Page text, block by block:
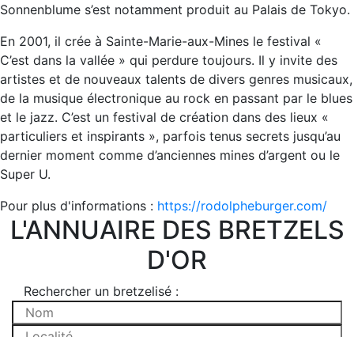
Sonnenblume s’est notamment produit au Palais de Tokyo.
En 2001, il crée à Sainte-Marie-aux-Mines le festival «
C’est dans la vallée » qui perdure toujours. Il y invite des
artistes et de nouveaux talents de divers genres musicaux,
de la musique électronique au rock en passant par le blues
et le jazz. C’est un festival de création dans des lieux «
particuliers et inspirants », parfois tenus secrets jusqu’au
dernier moment comme d’anciennes mines d’argent ou le
Super U.
Pour plus d'informations : https://rodolpheburger.com/
L'ANNUAIRE DES BRETZELS
D'OR
Rechercher un bretzelisé :